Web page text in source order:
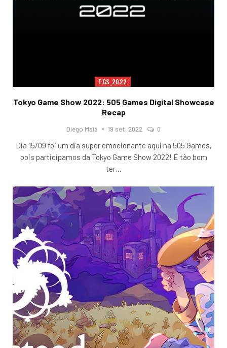
TGS_2022
Tokyo Game Show 2022: 505 Games Digital Showcase
Recap
Diego Maia 19 set, 2022 0
Dia 15/09 foi um dia super emocionante aqui na 505 Games,
pois participamos da Tokyo Game Show 2022! É tão bom
ter…